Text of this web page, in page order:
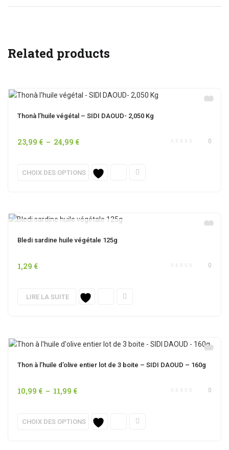
Related products
Thonà l’huile végétal – SIDI DAOUD- 2,050 Kg
0
23,99 € – 24,99 €Plage
23,99 €
CHOIX DES OPTIONS
Ce
produit
variations.
options
Bledi sardine huile végétale 125g
0
1,29 €
LIRE LA SUITE
Thon à l’huile d’olive entier lot de 3 boite – SIDI DAOUD – 160g
0
10,99 € – 11,99 €Plage
10,99 €
CHOIX DES OPTIONS
Ce
produit